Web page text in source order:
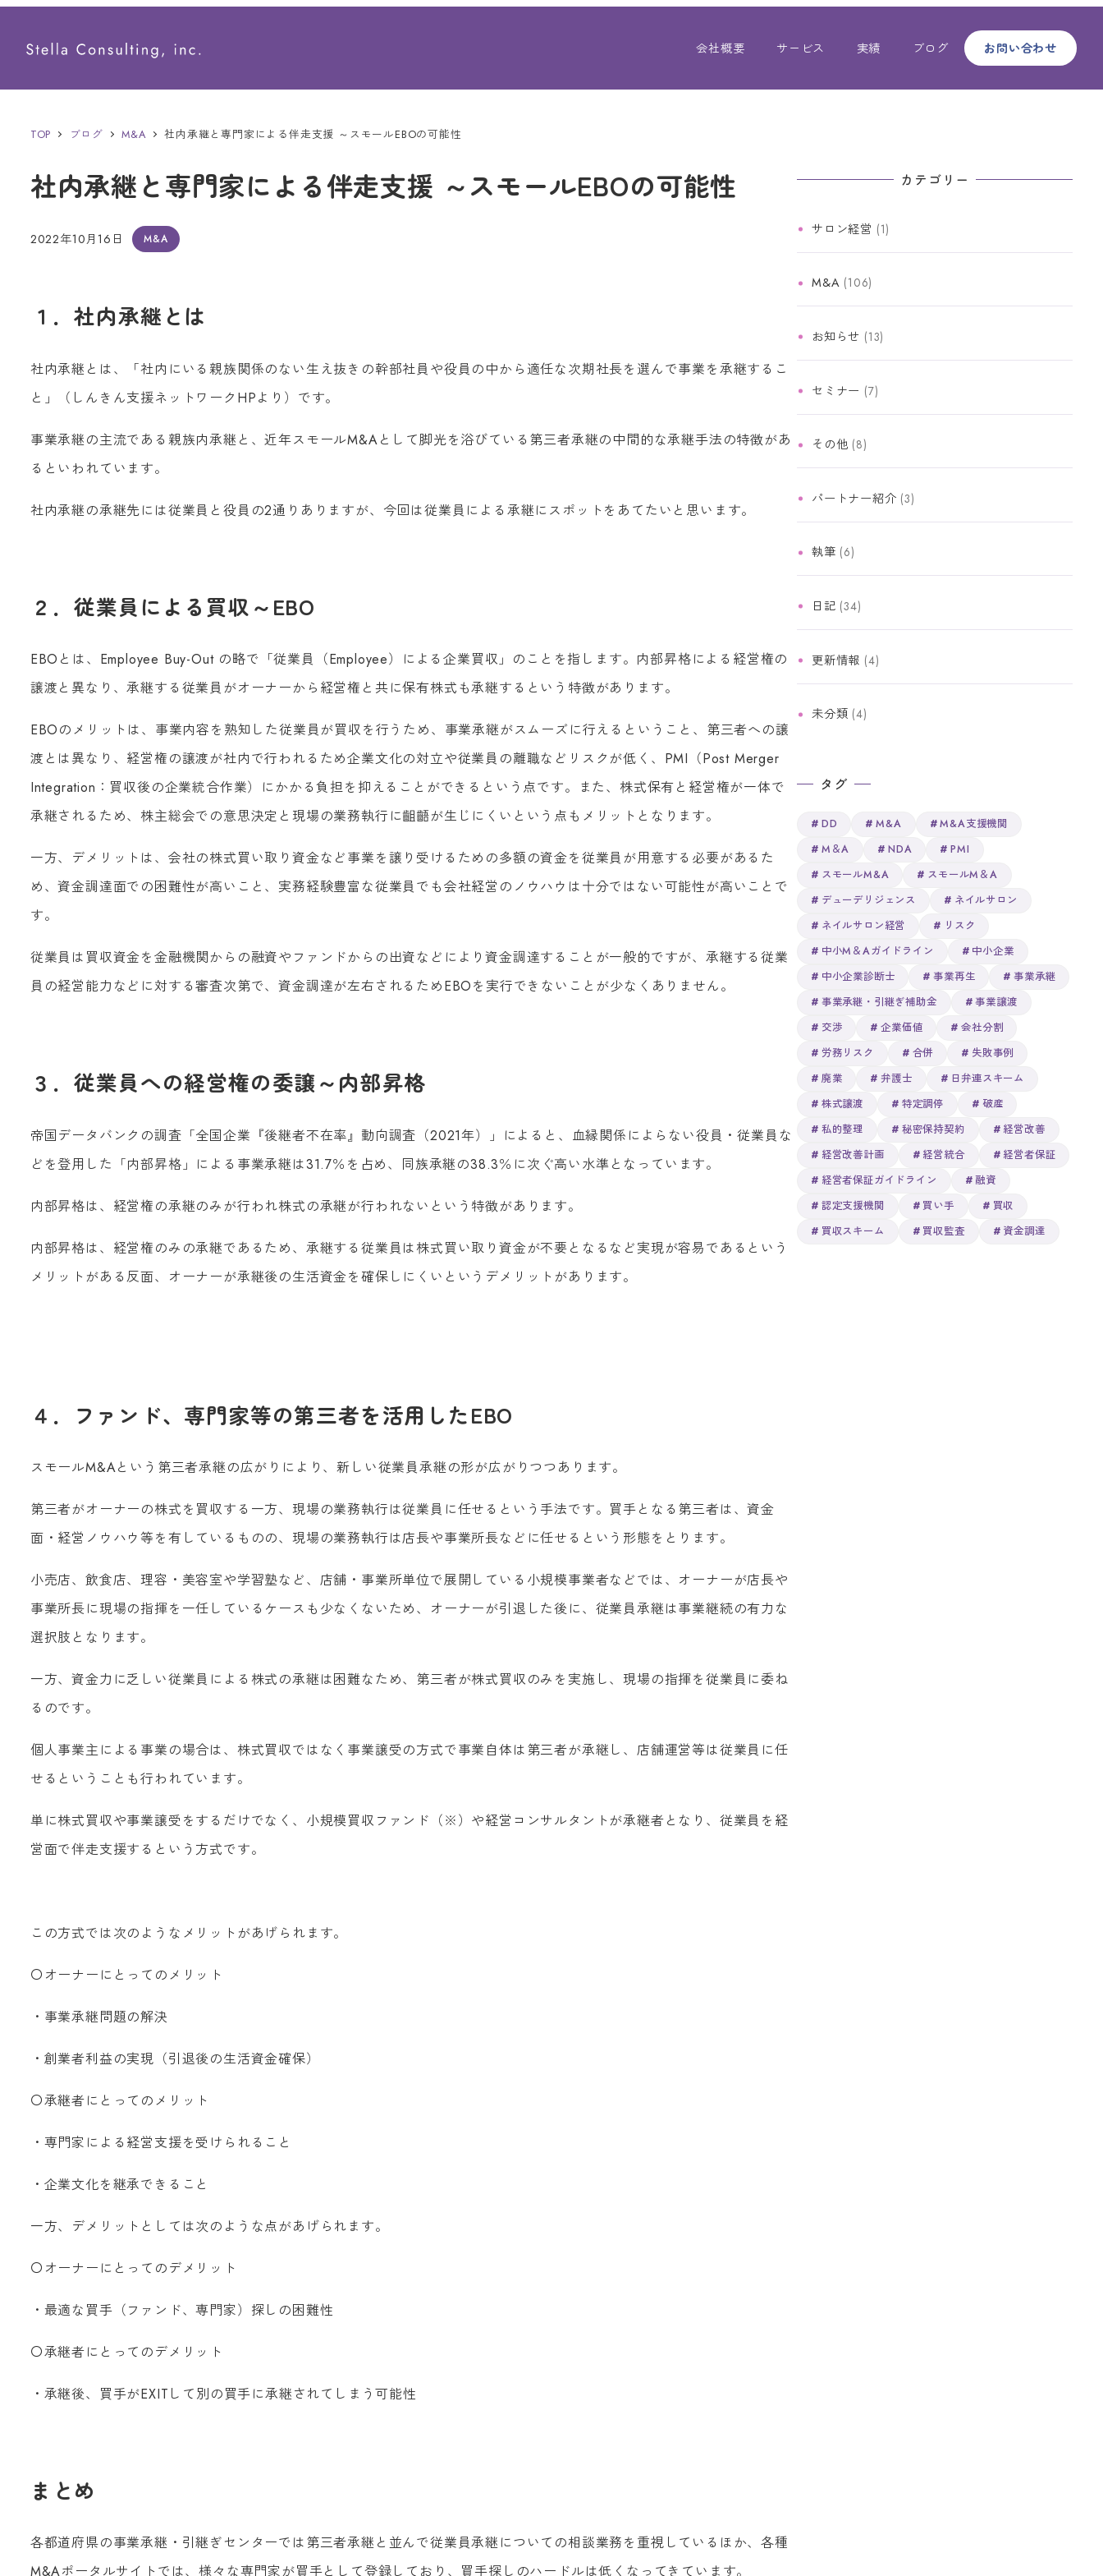
会社概要 サービス 実績 ブログ お問い合わせ
TOP ブログ M&A 社内承継と専門家による伴走支援 ～スモールEBOの可能性
社内承継と専門家による伴走支援 ～スモールEBOの可能性
2022年10月16日 M&A
１．社内承継とは
社内承継とは、「社内にいる親族関係のない生え抜きの幹部社員や役員の中から適任な次期社長を選んで事業を承継するこ
と」（しんきん支援ネットワークHPより）です。
事業承継の主流である親族内承継と、近年スモールM&Aとして脚光を浴びている第三者承継の中間的な承継手法の特徴があ
るといわれています。
社内承継の承継先には従業員と役員の2通りありますが、今回は従業員による承継にスポットをあてたいと思います。
２．従業員による買収～EBO
EBOとは、Employee Buy-Out の略で「従業員（Employee）による企業買収」のことを指します。内部昇格による経営権の
譲渡と異なり、承継する従業員がオーナーから経営権と共に保有株式も承継するという特徴があります。
EBOのメリットは、事業内容を熟知した従業員が買収を行うため、事業承継がスムーズに行えるということ、第三者への譲
渡とは異なり、経営権の譲渡が社内で行われるため企業文化の対立や従業員の離職などリスクが低く、PMI（Post Merger
Integration：買収後の企業統合作業）にかかる負担を抑えることができるという点です。また、株式保有と経営権が一体で
承継されるため、株主総会での意思決定と現場の業務執行に齟齬が生じにくいという点もメリットとなります。
一方、デメリットは、会社の株式買い取り資金など事業を譲り受けるための多額の資金を従業員が用意する必要があるた
め、資金調達面での困難性が高いこと、実務経験豊富な従業員でも会社経営のノウハウは十分ではない可能性が高いことで
す。
従業員は買収資金を金融機関からの融資やファンドからの出資などにより資金調達することが一般的ですが、承継する従業
員の経営能力などに対する審査次第で、資金調達が左右されるためEBOを実行できないことが少なくありません。
３．従業員への経営権の委譲～内部昇格
帝国データバンクの調査「全国企業『後継者不在率』動向調査（2021年）」によると、血縁関係によらない役員・従業員な
どを登用した「内部昇格」による事業承継は31.7％を占め、同族承継の38.3％に次ぐ高い水準となっています。
内部昇格は、経営権の承継のみが行われ株式の承継が行われないという特徴があります。
内部昇格は、経営権のみの承継であるため、承継する従業員は株式買い取り資金が不要となるなど実現が容易であるという
メリットがある反面、オーナーが承継後の生活資金を確保しにくいというデメリットがあります。
４．ファンド、専門家等の第三者を活用したEBO
スモールM&Aという第三者承継の広がりにより、新しい従業員承継の形が広がりつつあります。
第三者がオーナーの株式を買収する一方、現場の業務執行は従業員に任せるという手法です。買手となる第三者は、資金
面・経営ノウハウ等を有しているものの、現場の業務執行は店長や事業所長などに任せるという形態をとります。
小売店、飲食店、理容・美容室や学習塾など、店舗・事業所単位で展開している小規模事業者などでは、オーナーが店長や
事業所長に現場の指揮を一任しているケースも少なくないため、オーナーが引退した後に、従業員承継は事業継続の有力な
選択肢となります。
一方、資金力に乏しい従業員による株式の承継は困難なため、第三者が株式買収のみを実施し、現場の指揮を従業員に委ね
るのです。
個人事業主による事業の場合は、株式買収ではなく事業譲受の方式で事業自体は第三者が承継し、店舗運営等は従業員に任
せるということも行われています。
単に株式買収や事業譲受をするだけでなく、小規模買収ファンド（※）や経営コンサルタントが承継者となり、従業員を経
営面で伴走支援するという方式です。
この方式では次のようなメリットがあげられます。
〇オーナーにとってのメリット
・事業承継問題の解決
・創業者利益の実現（引退後の生活資金確保）
〇承継者にとってのメリット
・専門家による経営支援を受けられること
・企業文化を継承できること
一方、デメリットとしては次のような点があげられます。
〇オーナーにとってのデメリット
・最適な買手（ファンド、専門家）探しの困難性
〇承継者にとってのデメリット
・承継後、買手がEXITして別の買手に承継されてしまう可能性
まとめ
各都道府県の事業承継・引継ぎセンターでは第三者承継と並んで従業員承継についての相談業務を重視しているほか、各種
M&Aポータルサイトでは、様々な専門家が買手として登録しており、買手探しのハードルは低くなってきています。
カテゴリー
サロン経営 (1)
M&A (106)
お知らせ (13)
セミナー (7)
その他 (8)
パートナー紹介 (3)
執筆 (6)
日記 (34)
更新情報 (4)
未分類 (4)
タグ
DD M&A
M&A支援機関
M＆A
NDA
PMI
スモールM&A
スモールM＆A
デューデリジェンス
ネイルサロン
ネイルサロン経営
リスク
中小M＆Aガイドライン
中小企業
中小企業診断士
事業再生
事業承継
事業承継・引継ぎ補助金
事業譲渡
交渉
企業価値
会社分割
労務リスク
合併
失敗事例
廃業
弁護士
日弁連スキーム
株式譲渡
特定調停
破産
私的整理
秘密保持契約
経営改善
経営改善計画
経営統合
経営者保証
経営者保証ガイドライン
融資
認定支援機関
買い手
買収
買収スキーム
買収監査 資金調達